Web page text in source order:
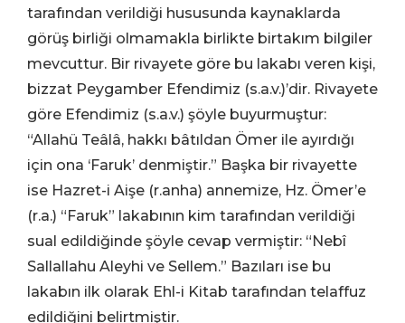
tarafından verildiği hususunda kaynaklarda
görüş birliği olmamakla birlikte birtakım bilgiler
mevcuttur. Bir rivayete göre bu lakabı veren kişi,
bizzat Peygamber Efendimiz (s.a.v.)’dir. Rivayete
göre Efendimiz (s.a.v.) şöyle buyurmuştur:
“Allahü Teâlâ, hakkı bâtıldan Ömer ile ayırdığı
için ona ‘Faruk’ denmiştir.” Başka bir rivayette
ise Hazret-i Aişe (r.anha) annemize, Hz. Ömer’e
(r.a.) “Faruk” lakabının kim tarafından verildiği
sual edildiğinde şöyle cevap vermiştir: “Nebî
Sallallahu Aleyhi ve Sellem.” Bazıları ise bu
lakabın ilk olarak Ehl-i Kitab tarafından telaffuz
edildiğini belirtmiştir.